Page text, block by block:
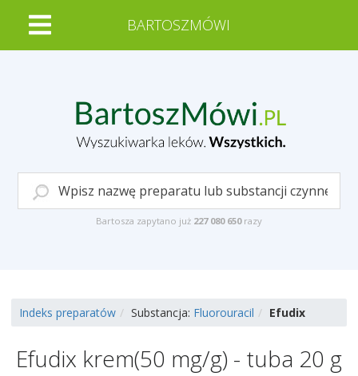
BARTOSZMÓWI
Bartosza zapytano już 227 080 650 razy
Indeks preparatów Substancja: Fluorouracil Efudix
Efudix krem(50 mg/g) - tuba 20 g